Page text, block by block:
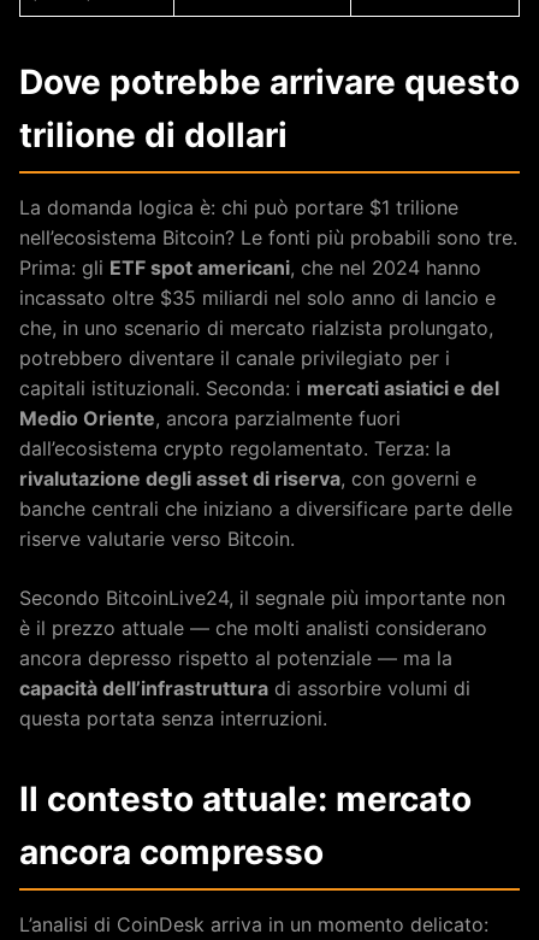
Dove potrebbe arrivare questo
trilione di dollari
La domanda logica è: chi può portare $1 trilione
nell’ecosistema Bitcoin? Le fonti più probabili sono tre.
Prima: gli ETF spot americani, che nel 2024 hanno
incassato oltre $35 miliardi nel solo anno di lancio e
che, in uno scenario di mercato rialzista prolungato,
potrebbero diventare il canale privilegiato per i
capitali istituzionali. Seconda: i mercati asiatici e del
Medio Oriente, ancora parzialmente fuori
dall’ecosistema crypto regolamentato. Terza: la
rivalutazione degli asset di riserva, con governi e
banche centrali che iniziano a diversificare parte delle
riserve valutarie verso Bitcoin.
Secondo BitcoinLive24, il segnale più importante non
è il prezzo attuale — che molti analisti considerano
ancora depresso rispetto al potenziale — ma la
capacità dell’infrastruttura di assorbire volumi di
questa portata senza interruzioni.
Il contesto attuale: mercato
ancora compresso
L’analisi di CoinDesk arriva in un momento delicato: